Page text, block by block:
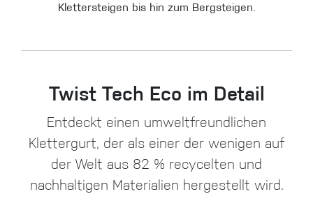
Klettersteigen bis hin zum Bergsteigen.
Twist Tech Eco im Detail
Entdeckt einen umweltfreundlichen
Klettergurt, der als einer der wenigen auf
der Welt aus 82 % recycelten und
nachhaltigen Materialien hergestellt wird.